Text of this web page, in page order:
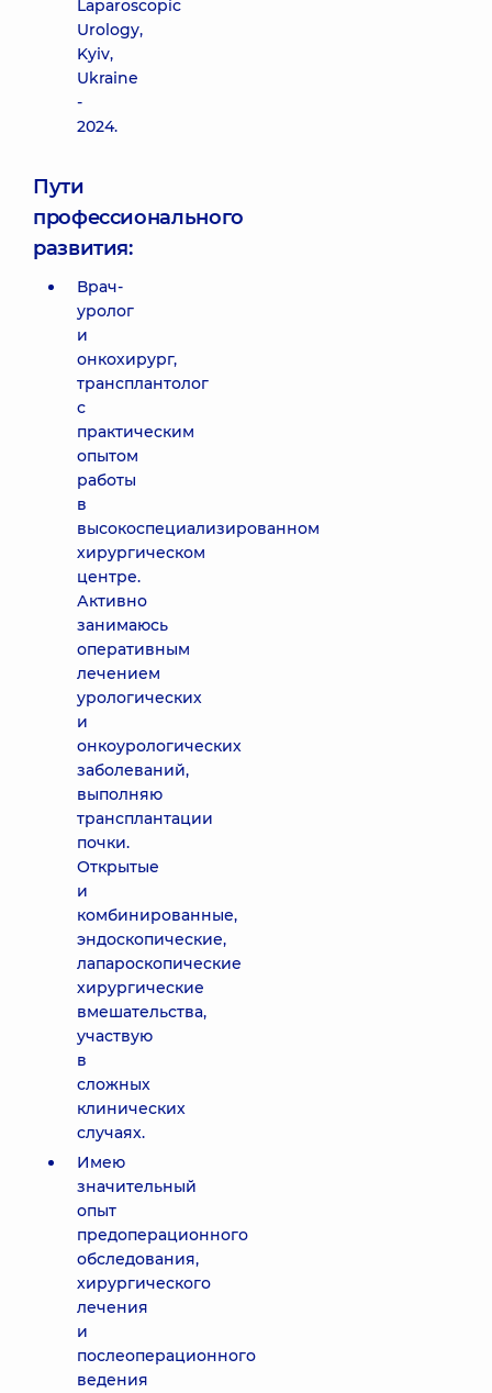
Laparoscopic
Urology,
Kyiv,
Ukraine
-
2024.
Пути
профессионального
развития:
Врач-
уролог
и
онкохирург,
трансплантолог
с
практическим
опытом
работы
в
высокоспециализированном
хирургическом
центре.
Активно
занимаюсь
оперативным
лечением
урологических
и
онкоурологических
заболеваний,
выполняю
трансплантации
почки.
Открытые
и
комбинированные,
эндоскопические,
лапароскопические
хирургические
вмешательства,
участвую
в
сложных
клинических
случаях.
Имею
значительный
опыт
предоперационного
обследования,
хирургического
лечения
и
послеоперационного
ведения